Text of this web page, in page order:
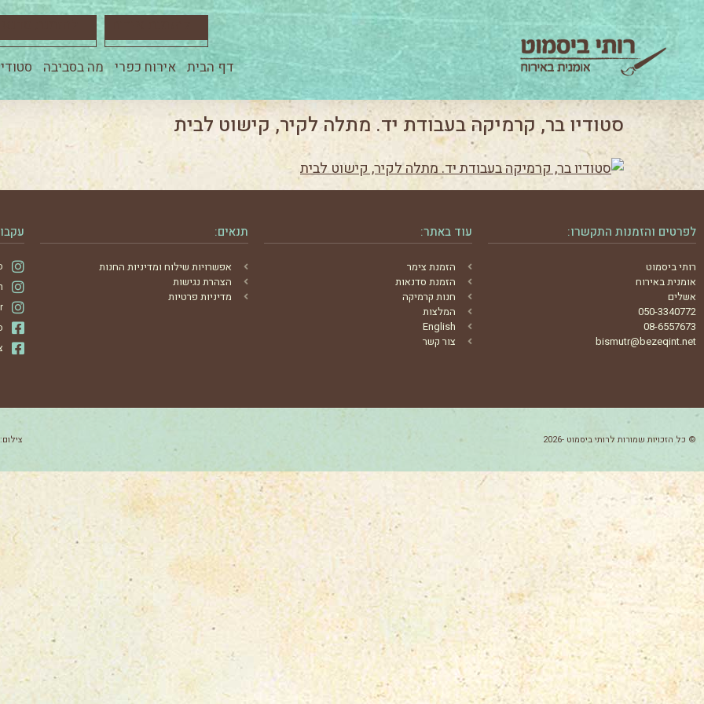
דף הבית אירוח כפרי מה בסביבה
סטודיו בר, קרמיקה בעבודת יד. מתלה לקיר, קישוט לבית
לפרטים והזמנות התקשרו:
רותי ביסמוט
אומנית באירוח
אשלים
050-3340772
08-6557673
bismutr@bezeqint.net
עוד באתר:
הזמנת צימר
הזמנת סדנאות
חנות קרמיקה
המלצות
English
צור קשר
תנאים:
אפשרויות שילוח ומדיניות החנות
הצהרת נגישות
מדיניות פרטיות
© כל הזכויות שמורות לרותי ביסמוט -2026